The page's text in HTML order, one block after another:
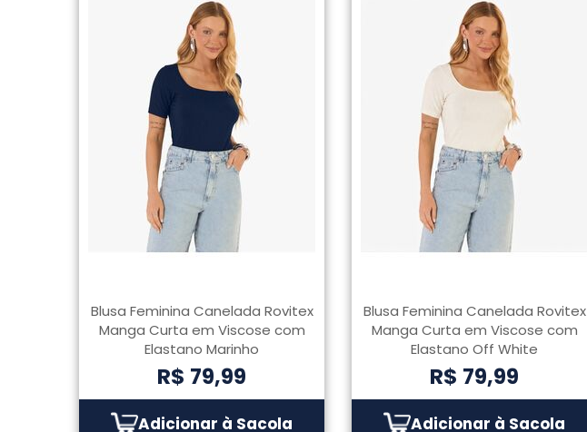
Blusa Feminina Canelada Rovitex
Manga Curta em Viscose com
Elastano Marinho
R$ 79,99
Adicionar à Sacola
Blusa Feminina Canelada Rovitex
Manga Curta em Viscose com
Elastano Off White
R$ 79,99
Adicionar à Sacola